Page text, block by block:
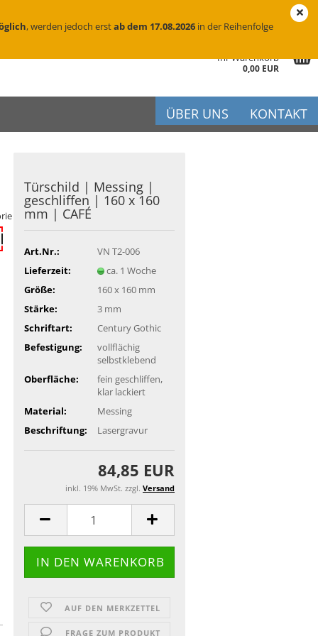
Ihr Warenkorb
0,00 EUR
, werden jedoch erstab dem 17.08.2026 in der Reihenfolge
ÜBER UNS KONTAKT
Tür­schild | Mes­sing |
ge­schlif­fen | 160 x 160
mm | CAFÉ
Art.Nr.:
VN T2-006
Lieferzeit:
ca. 1 Woche
Größe:
160 x 160 mm
Stärke:
3 mm
Schriftart:
Century Gothic
Befestigung:
vollflächig
selbstklebend
Oberfläche:
fein geschliffen,
klar lackiert
Material:
Messing
Beschriftung:
Lasergravur
84,85 EUR
inkl. 19% MwSt. zzgl. Versand
AUF DEN MERKZETTEL
FRAGE ZUM PRODUKT